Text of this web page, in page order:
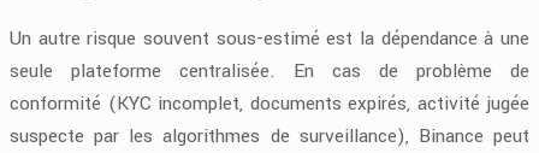
Un autre risque souvent sous-estimé est la dépendance à une
seule plateforme centralisée. En cas de problème de
conformité (KYC incomplet, documents expirés, activité jugée
suspecte par les algorithmes de surveillance), Binance peut